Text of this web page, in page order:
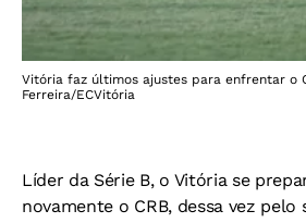
Vitória faz últimos ajustes para enfrentar o
Ferreira/ECVitória
Líder da Série B, o Vitória se
novamente o CRB, dessa vez